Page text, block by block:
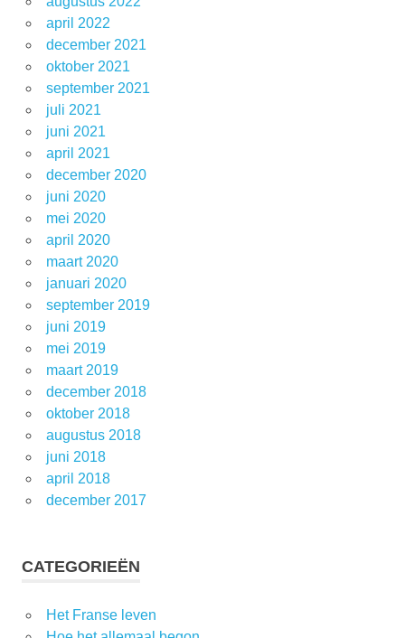
april 2022
december 2021
oktober 2021
september 2021
juli 2021
juni 2021
april 2021
december 2020
juni 2020
mei 2020
april 2020
maart 2020
januari 2020
september 2019
juni 2019
mei 2019
maart 2019
december 2018
oktober 2018
augustus 2018
juni 2018
april 2018
december 2017
CATEGORIEËN
Het Franse leven